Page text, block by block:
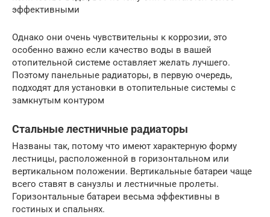
эффективными
Однако они очень чувствительны к коррозии, это
особенно важно если качество воды в вашей
отопительной системе оставляет желать лучшего.
Поэтому панельные радиаторы, в первую очередь,
подходят для установки в отопительные системы с
замкнутым контуром
Стальные лестничные радиаторы
Названы так, потому что имеют характерную форму
лестницы, расположенной в горизонтальном или
вертикальном положении. Вертикальные батареи чаще
всего ставят в санузлы и лестничные пролеты.
Горизонтальные батареи весьма эффективны в
гостиных и спальнях.